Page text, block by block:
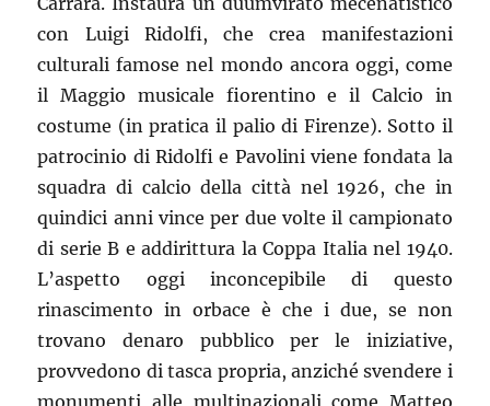
con Luigi Ridolfi, che crea manifestazioni
culturali famose nel mondo ancora oggi, come
il Maggio musicale fiorentino e il Calcio in
costume (in pratica il palio di Firenze). Sotto il
patrocinio di Ridolfi e Pavolini viene fondata la
squadra di calcio della città nel 1926, che in
quindici anni vince per due volte il campionato
di serie B e addirittura la Coppa Italia nel 1940.
L’aspetto oggi inconcepibile di questo
rinascimento in orbace è che i due, se non
trovano denaro pubblico per le iniziative,
provvedono di tasca propria, anziché svendere i